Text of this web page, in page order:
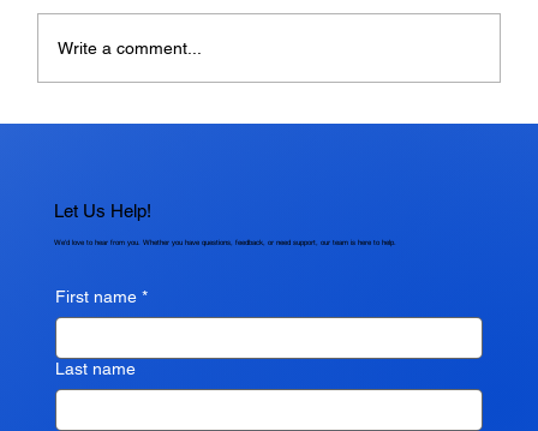
Write a comment...
Let Us Help!
We'd love to hear from you. Whether you have questions, feedback, or need support, our team is here to help.
First name *
Last name